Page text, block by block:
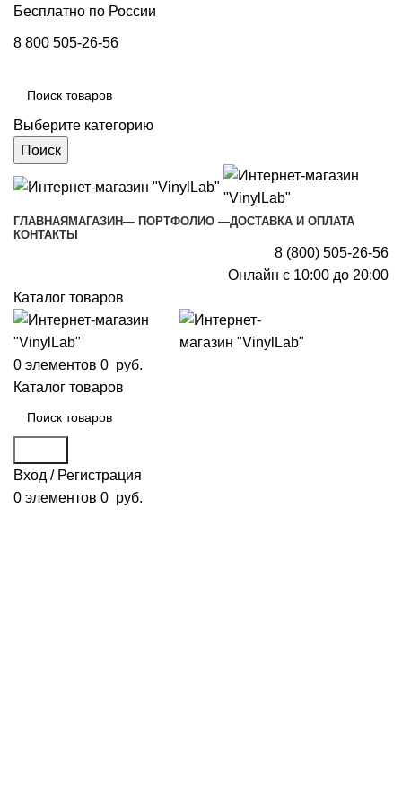
Бесплатно по России
8 800 505-26-56
Выберите категорию
Поиск
ГЛАВНАЯ МАГАЗИН— ПОРТФОЛИО —ДОСТАВКА И ОПЛАТА
КОНТАКТЫ
8 (800) 505-26-56
Онлайн с 10:00 до 20:00
Каталог товаров
0 элементов 0 руб.
Каталог товаров
Вход / Регистрация
0 элементов 0 руб.